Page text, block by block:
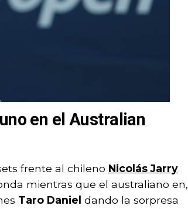
en el Australian
frente al chileno Nicolás Jarry
mientras que el australiano en,
Taro Daniel dando la sorpresa